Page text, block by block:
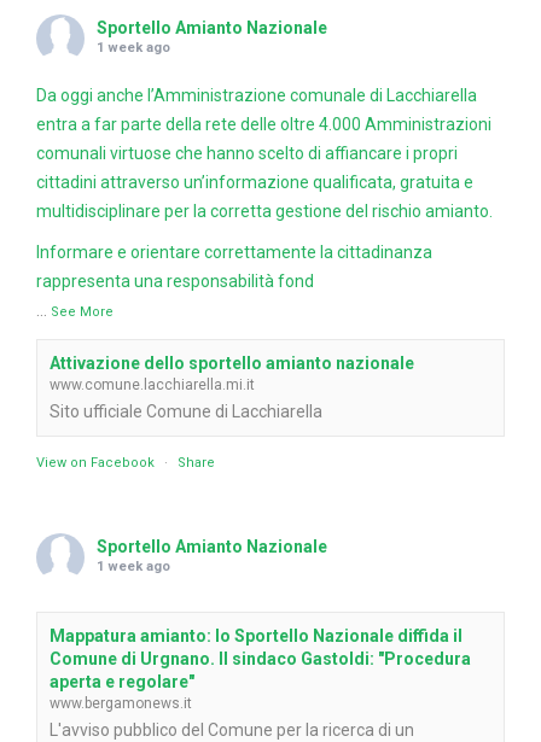
Sportello Amianto Nazionale
1 week ago
Da oggi anche l’Amministrazione comunale di Lacchiarella
entra a far parte della rete delle oltre 4.000 Amministrazioni
comunali virtuose che hanno scelto di affiancare i propri
cittadini attraverso un’informazione qualificata, gratuita e
multidisciplinare per la corretta gestione del rischio amianto.
Informare e orientare correttamente la cittadinanza
rappresenta una responsabilità fond
See More
Attivazione dello sportello amianto nazionale
www.comune.lacchiarella.mi.it
Sito ufficiale Comune di Lacchiarella
View on Facebook · Share
Sportello Amianto Nazionale
1 week ago
Mappatura amianto: lo Sportello Nazionale diffida il
Comune di Urgnano. Il sindaco Gastoldi: "Procedura
aperta e regolare"
www.bergamonews.it
L'avviso pubblico del Comune per la ricerca di un